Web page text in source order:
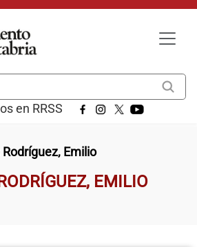
en RRSS
Emilio
EMILIO